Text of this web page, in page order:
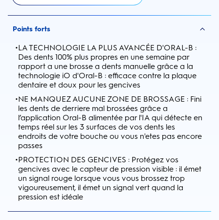
Points forts
•LA TECHNOLOGIE LA PLUS AVANCÉE D'ORAL-B :
Des dents 100% plus propres en une semaine par
rapport a une brosse a dents manuelle grâce a la
technologie iO d'Oral-B : efficace contre la plaque
dentaire et doux pour les gencives
•NE MANQUEZ AUCUNE ZONE DE BROSSAGE : Fini
les dents de derriere mal brossées grâce a
l’application Oral-B alimentée par l'IA qui détecte en
temps réel sur les 3 surfaces de vos dents les
endroits de votre bouche ou vous n'etes pas encore
passes
•PROTECTION DES GENCIVES : Protégez vos
gencives avec le capteur de pression visible : il émet
un signal rouge lorsque vous vous brossez trop
vigoureusement, il émet un signal vert quand la
pression est idéale